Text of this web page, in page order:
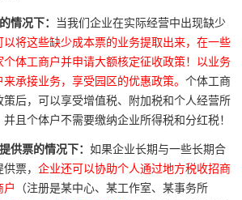
情况下：
当我们企业在实际经营中出现缺少
以将这些缺少成本票的业务提取出来，在一些
体工商户并申请大额核定征收政策！以业务
承接业务，享受园区的优惠政策。 个体工商
后，可以享受增值税、附加税和个人经营所
且个体户不需要缴纳企业所得税和分红税！
供票的情况下： 如果企业长期与一些长期合
票， 企业还可以协助个人通过地方税收招商
户
（注册是某中心、某工作室、某事务所